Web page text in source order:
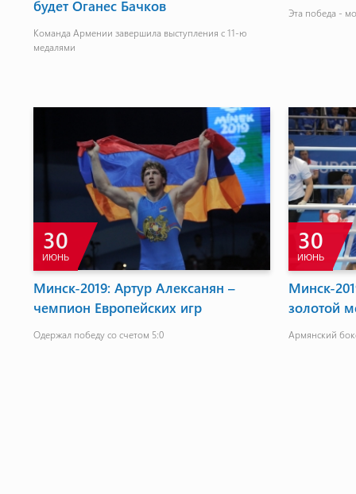
будет Оганес Бачков
Команда Армении завершила выступления с 11-ю
медалями
Эта победа -
30
ИЮНЬ
Минск-2019: Артур Алексанян –
чемпион Европейских игр
Одержал победу со счетом 5:0
30
ИЮНЬ
Минск-
золотой
Армянский